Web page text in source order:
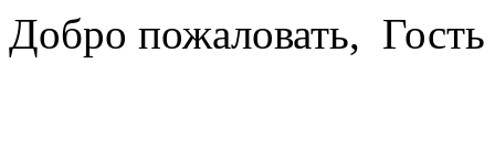
Добро пожаловать, Гость